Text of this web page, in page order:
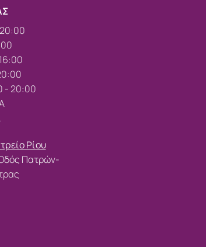
- 20:00
Ρίου
Πατρών-